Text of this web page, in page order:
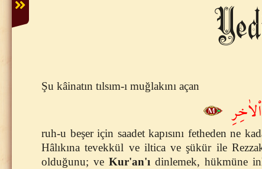
Şu kâinatın tılsım-ı muğlakını açan
ruh-u beşer için saadet kapısını fetheden ne
Hâlıkına tevekkül ve iltica ve şükür ile
olduğunu; ve Kur'an'ı dinlemek, hükmüne